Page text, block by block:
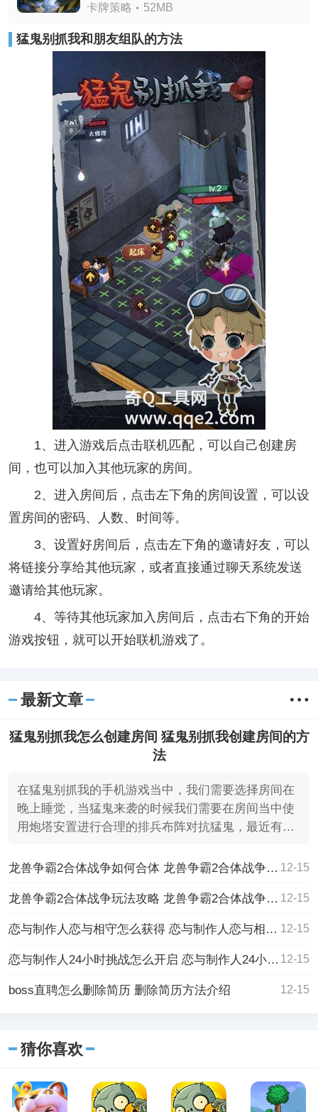
卡牌策略 52MB
猛鬼别抓我和朋友组队的方法
1、进入游戏后点击联机匹配，可以自己创建房
间，也可以加入其他玩家的房间。
2、进入房间后，点击左下角的房间设置，可以设
置房间的密码、人数、时间等。
3、设置好房间后，点击左下角的邀请好友，可以
将链接分享给其他玩家，或者直接通过聊天系统发送
邀请给其他玩家。
4、等待其他玩家加入房间后，点击右下角的开始
游戏按钮，就可以开始联机游戏了。
最新文章
猛鬼别抓我怎么创建房间 猛鬼别抓我创建房间的方
法
在猛鬼别抓我的手机游戏当中，我们需要选择房间在
晚上睡觉，当猛鬼来袭的时候我们需要在房间当中使
用炮塔安置进行合理的排兵布阵对抗猛鬼，最近有不
龙兽争霸2合体战争如何合体 龙兽争霸2合体战争合体的方法 12-15
龙兽争霸2合体战争玩法攻略 龙兽争霸2合体战争玩法攻略一览 12-15
恋与制作人恋与相守怎么获得 恋与制作人恋与相守获得的方法 12-15
恋与制作人24小时挑战怎么开启 恋与制作人24小时挑战开启的方法 12-15
boss直聘怎么删除简历 删除简历方法介绍 12-15
猜你喜欢